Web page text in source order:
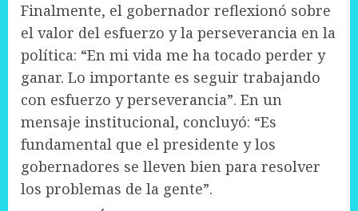
Finalmente, el gobernador reflexionó sobre
el valor del esfuerzo y la perseverancia en la
política: “En mi vida me ha tocado perder y
ganar. Lo importante es seguir trabajando
con esfuerzo y perseverancia”. En un
mensaje institucional, concluyó: “Es
fundamental que el presidente y los
gobernadores se lleven bien para resolver
los problemas de la gente”.